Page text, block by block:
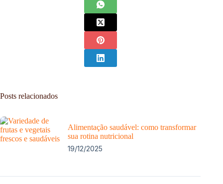
Posts relacionados
Alimentação saudável: como transformar
sua rotina nutricional
19/12/2025